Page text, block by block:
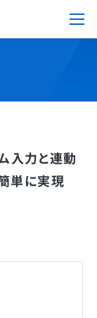
入力と連動
単に実現